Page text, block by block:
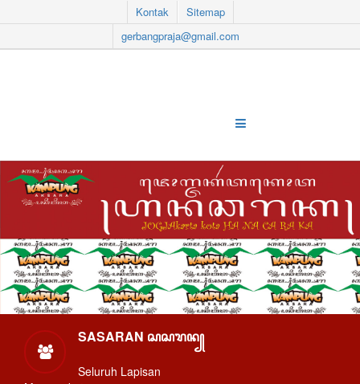
Kontak
Sitemap
gerbangpraja@gmail.com
SASARAN ꦱꦱꦫꦤ꧀
Seluruh Lapisan